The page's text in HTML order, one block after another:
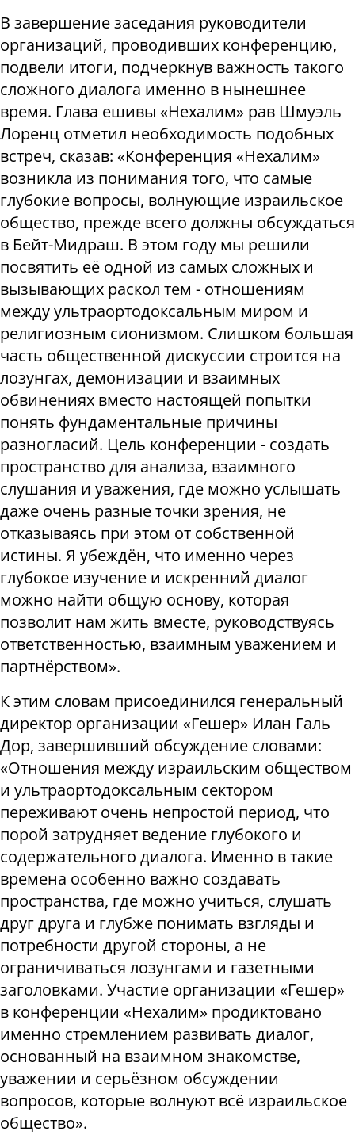
В завершение заседания руководители
организаций, проводивших конференцию,
подвели итоги, подчеркнув важность такого
сложного диалога именно в нынешнее
время. Глава ешивы «Нехалим» рав Шмуэль
Лоренц отметил необходимость подобных
встреч, сказав: «Конференция «Нехалим»
возникла из понимания того, что самые
глубокие вопросы, волнующие израильское
общество, прежде всего должны обсуждаться
в Бейт-Мидраш. В этом году мы решили
посвятить её одной из самых сложных и
вызывающих раскол тем - отношениям
между ультраортодоксальным миром и
религиозным сионизмом. Слишком большая
часть общественной дискуссии строится на
лозунгах, демонизации и взаимных
обвинениях вместо настоящей попытки
понять фундаментальные причины
разногласий. Цель конференции - создать
пространство для анализа, взаимного
слушания и уважения, где можно услышать
даже очень разные точки зрения, не
отказываясь при этом от собственной
истины. Я убеждён, что именно через
глубокое изучение и искренний диалог
можно найти общую основу, которая
позволит нам жить вместе, руководствуясь
ответственностью, взаимным уважением и
партнёрством».
К этим словам присоединился генеральный
директор организации «Гешер» Илан Галь
Дор, завершивший обсуждение словами:
«Отношения между израильским обществом
и ультраортодоксальным сектором
переживают очень непростой период, что
порой затрудняет ведение глубокого и
содержательного диалога. Именно в такие
времена особенно важно создавать
пространства, где можно учиться, слушать
друг друга и глубже понимать взгляды и
потребности другой стороны, а не
ограничиваться лозунгами и газетными
заголовками. Участие организации «Гешер»
в конференции «Нехалим» продиктовано
именно стремлением развивать диалог,
основанный на взаимном знакомстве,
уважении и серьёзном обсуждении
вопросов, которые волнуют всё израильское
общество».